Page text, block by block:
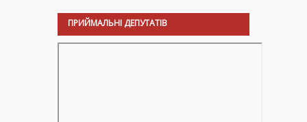
ПРИЙМАЛЬНІ ДЕПУТАТІВ